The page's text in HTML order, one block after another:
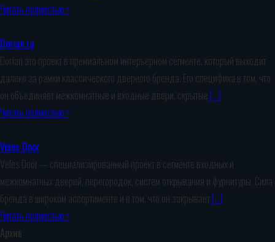
Читать полностью >
Dorian.ru
Dorian это проект в премиальном интерьерном сегменте, который выходит
далеко за рамки классического дверного бренда. Его специфика в том, что
он объединяет межкомнатные и входные двери, скрытые[…]
Читать полностью >
Veles Door
Veles Door — специализированный проект в сегменте входных и
межкомнатных дверей, перегородок, систем открывания и фурнитуры. Сила
бренда в широком ассортименте и в том, что он закрывает[…]
Читать полностью >
Архив